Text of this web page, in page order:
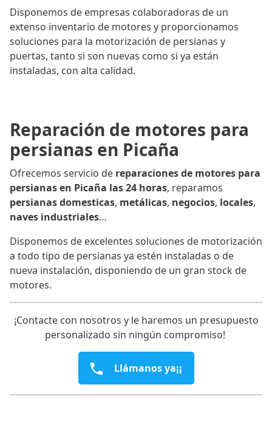
Disponemos de empresas colaboradoras de un
extenso inventario de motores y proporcionamos
soluciones para la motorización de persianas y
puertas, tanto si son nuevas como si ya están
instaladas, con alta calidad.
Reparación de motores para
persianas en Picaña
Ofrecemos servicio de reparaciones de motores para
persianas en Picaña las 24 horas, reparamos
persianas domesticas, metálicas, negocios, locales,
naves industriales…
Disponemos de excelentes soluciones de motorización
a todo tipo de persianas ya estén instaladas o de
nueva instalación, disponiendo de un gran stock de
motores.
¡Contacte con nosotros y le haremos un presupuesto
personalizado sin ningún compromiso!
Llámanos ya¡¡